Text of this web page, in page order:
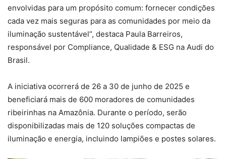
envolvidas para um propósito comum: fornecer condições
cada vez mais seguras para as comunidades por meio da
iluminação sustentável”, destaca Paula Barreiros,
responsável por Compliance, Qualidade & ESG na Audi do
Brasil.
A iniciativa ocorrerá de 26 a 30 de junho de 2025 e
beneficiará mais de 600 moradores de comunidades
ribeirinhas na Amazônia. Durante o período, serão
disponibilizadas mais de 120 soluções compactas de
iluminação e energia, incluindo lampiões e postes solares.